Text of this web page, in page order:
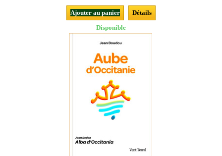
Ajouter au panier
Détails
Disponible